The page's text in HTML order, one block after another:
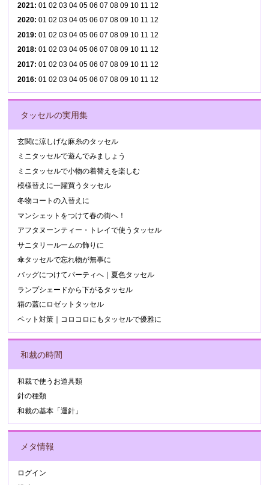
2021:01 02 03 04 05 06 07 08 09 10 11 12
2020:01 02 03 04 05 06 07 08 09 10 11 12
2019:01 02 03 04 05 06 07 08 09 10 11 12
2018:01 02 03 04 05 06 07 08 09 10 11 12
2017:01 02 03 04 05 06 07 08 09 10 11 12
2016:01 02 03 04 05 06 07 08 09 10 11 12
タッセルの実用集
玄関に涼しげな麻糸のタッセル
ミニタッセルで遊んでみましょう
ミニタッセルで小物の着替えを楽しむ
模様替えに一躍買うタッセル
冬物コートの入替えに
マンシェットをつけて春の街へ！
アフタヌーンティー・トレイで使うタッセル
サニタリールームの飾りに
傘タッセルで忘れ物が無事に
バッグにつけてパーティへ｜夏色タッセル
ランプシェードから下がるタッセル
箱の蓋にロゼットタッセル
ペット対策｜コロコロにもタッセルで優雅に
和裁の時間
和裁で使うお道具類
針の種類
和裁の基本「運針」
メタ情報
ログイン